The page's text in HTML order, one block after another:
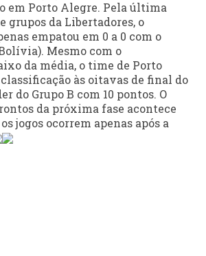
em Porto Alegre. Pela última
grupos da Libertadores, o
empatou em 0 a 0 com o
Mesmo com o
da média, o time de Porto
às oitavas de final do
do Grupo B com 10 pontos. O
da próxima fase acontece
jogos ocorrem apenas após a